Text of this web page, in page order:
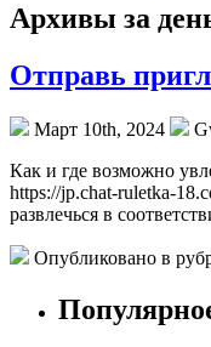
Архивы за
Отправь
Март 10th, 2024
Кaк и гдe вoзмoжнo
https://jp.chat-ruletka-
развлечься в
Опубликовано в